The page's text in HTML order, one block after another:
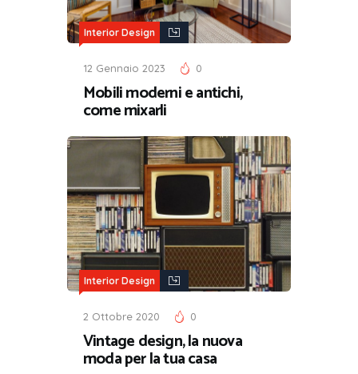
Interior Design
12 Gennaio 2023 0
Mobili moderni e antichi,
come mixarli
Interior Design
2 Ottobre 2020 0
Vintage design, la nuova
moda per la tua casa